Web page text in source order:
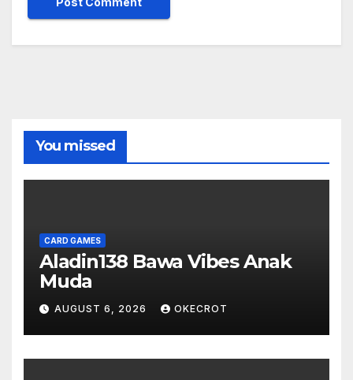
You missed
CARD GAMES
Aladin138 Bawa Vibes Anak
Muda
AUGUST 6, 2026 OKECROT